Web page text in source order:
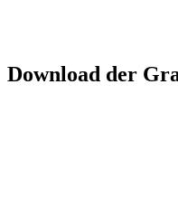
Download der